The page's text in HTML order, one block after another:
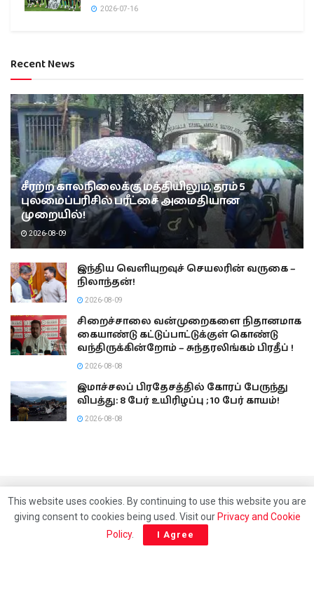
2026-07-16
Recent News
சீரற்ற காலநிலைக்கு மத்தியிலும், தரம் 5
புலமைப்பரிசில் பரீட்சை அமைதியான
முறையில்!
2026-08-09
இந்திய வெளியுறவுச் செயலரின் வருகை –
நிலாந்தன்!
2026-08-09
சிறைச்சாலை வன்முறைகளை நிதானமாக
கையாண்டு கட்டுப்பாட்டுக்குள் கொண்டு
வந்திருக்கின்றோம் – சுந்தரலிங்கம் பிரதீப் !
2026-08-08
இமாச்சலப் பிரதேசத்தில் கோரப் பேருந்து
விபத்து: 8 பேர் உயிரிழப்பு ; 10 பேர் காயம்!
2026-08-08
This website uses cookies. By continuing to use this website you are
giving consent to cookies being used. Visit our Privacy and Cookie
Policy. I Agree